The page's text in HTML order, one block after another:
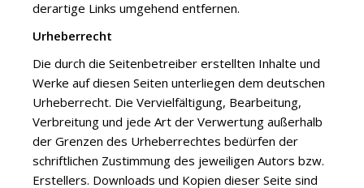
derartige Links umgehend entfernen.
Urheberrecht
Die durch die Seitenbetreiber erstellten Inhalte und
Werke auf diesen Seiten unterliegen dem deutschen
Urheberrecht. Die Vervielfältigung, Bearbeitung,
Verbreitung und jede Art der Verwertung außerhalb
der Grenzen des Urheberrechtes bedürfen der
schriftlichen Zustimmung des jeweiligen Autors bzw.
Erstellers. Downloads und Kopien dieser Seite sind